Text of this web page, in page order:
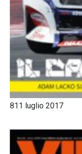
811 luglio 2017